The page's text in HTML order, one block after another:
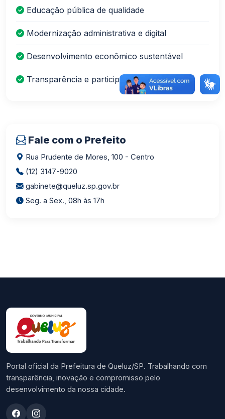
Educação pública de qualidade
Modernização administrativa e digital
Desenvolvimento econômico sustentável
Transparência e participação cidadã
Fale com o Prefeito
Rua Prudente de Mores, 100 - Centro
(12) 3147-9020
gabinete@queluz.sp.gov.br
Seg. a Sex., 08h às 17h
Portal oficial da Prefeitura de Queluz/SP. Trabalhando com
transparência, inovação e compromisso pelo
desenvolvimento da nossa cidade.